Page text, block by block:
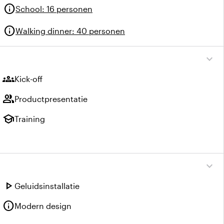
infoSchool: 16 personen
infoWalking dinner: 40 personen
expand_more
groupsKick-off
groupProductpresentatie
schoolTraining
expand_more
play_arrow Geluidsinstallatie
infoModern design